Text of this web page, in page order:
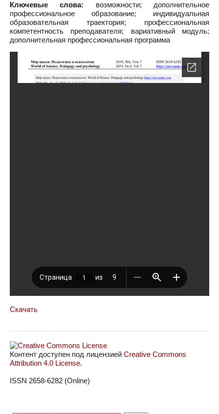
Ключевые слова: возможности; дополнительное
профессиональное образование; индивидуальная
образовательная траектория; профессиональная
компетентность преподавателя; вариативный модуль;
дополнительная профессиональная программа
Скачать
Контент доступен под лицензией Creative Commons
Attribution 4.0 License.
ISSN 2658-6282 (Online)